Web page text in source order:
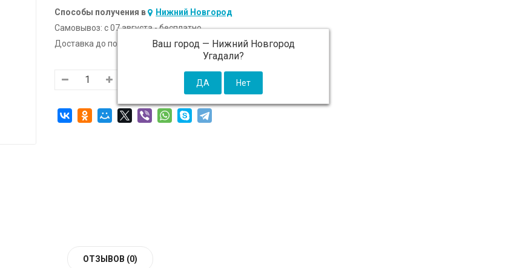
Способы получения в Нижний Новгород
Ваш город — Нижний Новгород
Угадали?
Самовывоз: c 07 августа - бесплатно
Доставка до подъезда:
c 07 августа - 300 ₽ (от 5 000 ₽ бесплатно)
ОТЗЫВОВ (0)